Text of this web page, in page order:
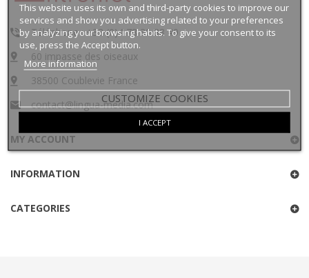
This website uses its own and third-party cookies to improve our
services and show you advertising related to your preferences
by analyzing your browsing habits. To give your consent to its
use, press the Accept button.
More information
CUSTOMIZE COOKIES
I ACCEPT
Téléphone : +33 (0)4 78 30 88 49
60 impasse des oiseaux
38500 Coublevie France
contact@lingua-media.com
MY ACCOUNT
INFORMATION
CATEGORIES